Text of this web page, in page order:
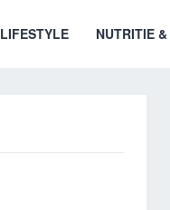
LIFESTYLE NUTRITIE